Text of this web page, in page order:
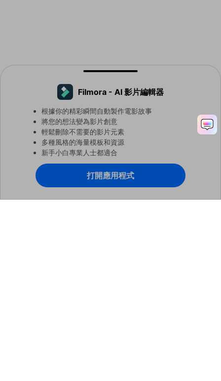
Filmora - 人工智慧影片剪輯軟體
Filmora - AI 影片編輯器
根據你的精彩瞬間自動製作電影故事
將您的想法變為影片創意
輕鬆刪除不需要的影片元素
多種風格的海量模板和資源
新手小白專業人士都適合
打開應用程式